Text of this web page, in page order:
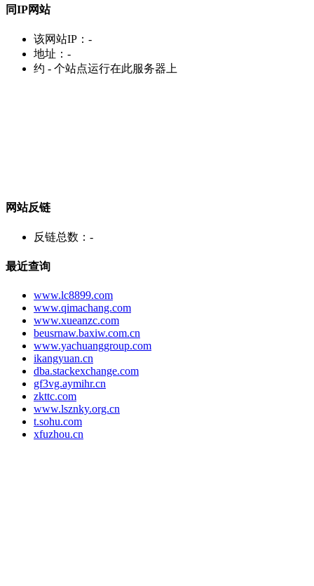
同IP网站
该网站IP： -
地址： -
约 - 个站点运行在此服务器上
网站反链
反链总数： -
最近查询
www.lc8899.com
www.qimachang.com
www.xueanzc.com
beusrnaw.baxiw.com.cn
www.yachuanggroup.com
ikangyuan.cn
dba.stackexchange.com
gf3vg.aymihr.cn
zkttc.com
www.lsznky.org.cn
t.sohu.com
xfuzhou.cn